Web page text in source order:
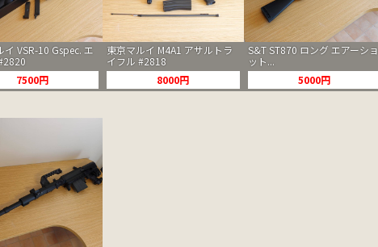
イ VSR-10 Gspec. エ
7500円
東京マルイ M4A1 アサルトラ
イフル #2818
8000円
S&T ST870 ロング エアーショ
ット...
5000円